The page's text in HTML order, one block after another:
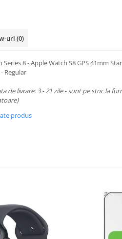
uri (0)
Series 8 - Apple Watch S8 GPS 41mm
Regular
de livrare: 3 - 21 zile - sunt pe stoc la
produs